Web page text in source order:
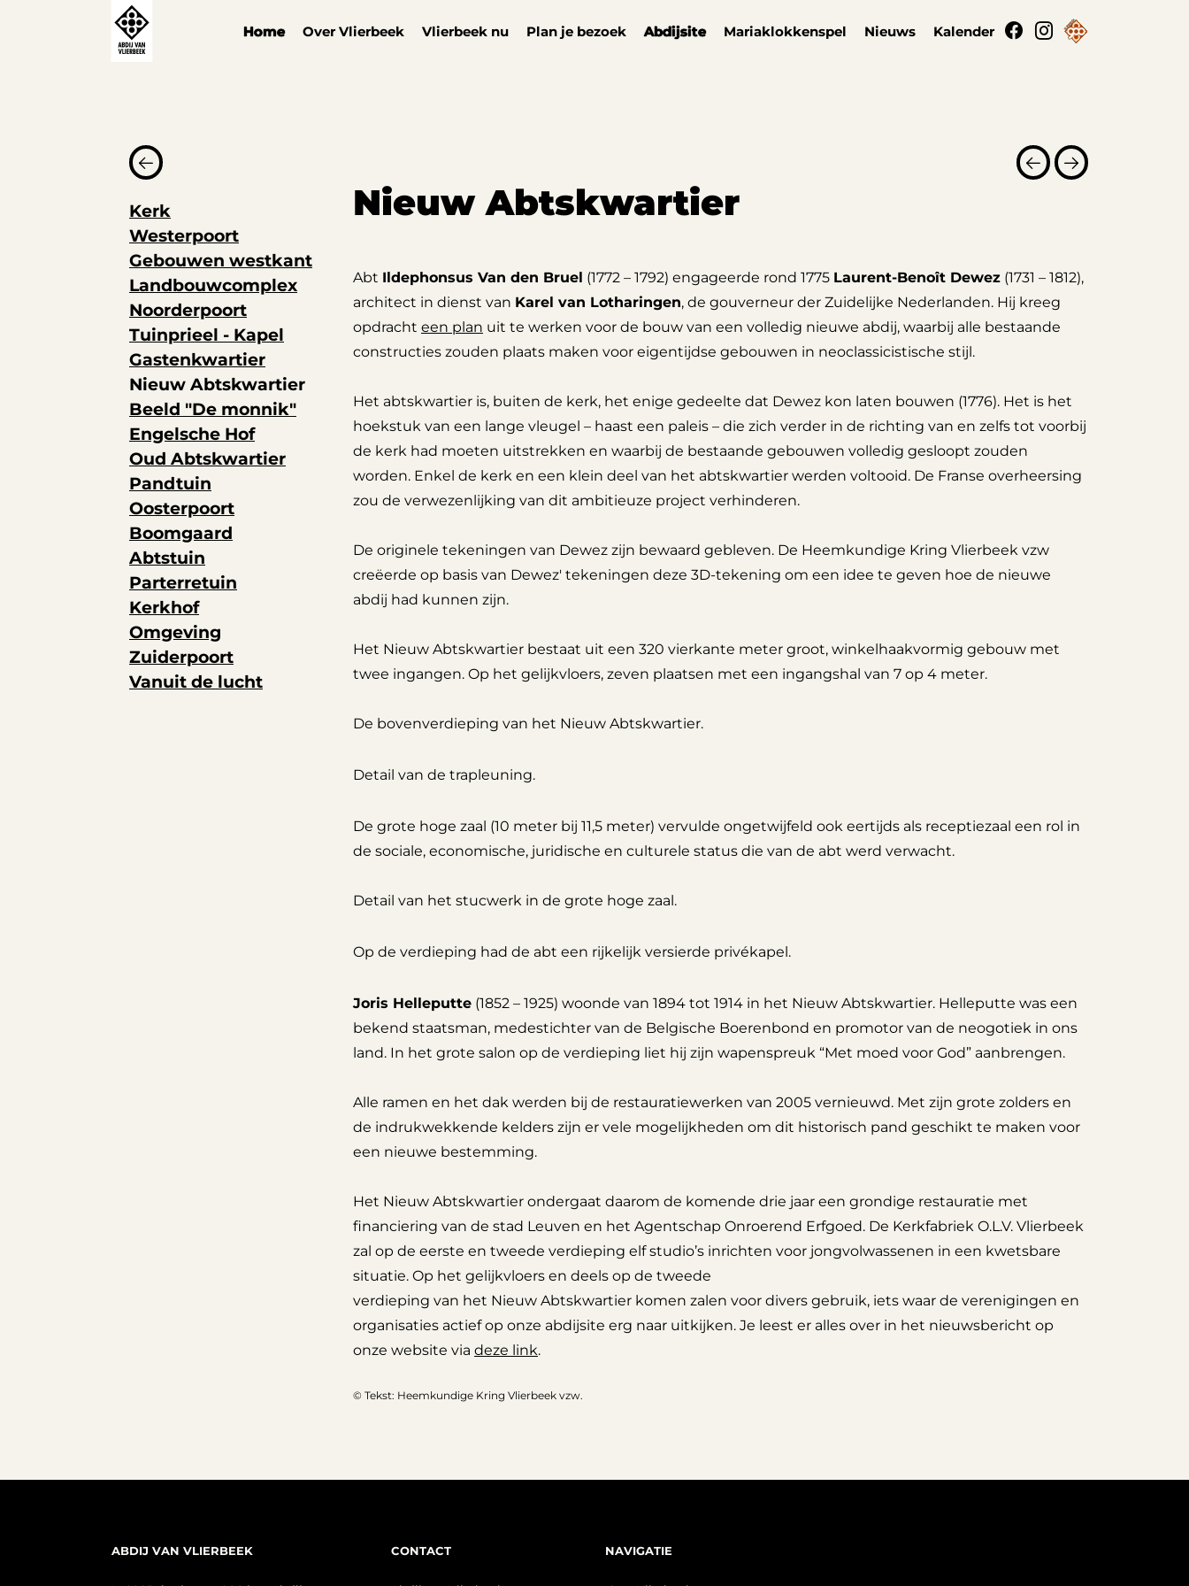
Home Over Vlierbeek Vlierbeek nu Plan je bezoek Abdijsite Mariaklokkenspel Nieuws Kalender
Kerk
Westerpoort
Gebouwen westkant
Landbouwcomplex
Noorderpoort
Tuinprieel - Kapel
Gastenkwartier
Nieuw Abtskwartier
Beeld "De monnik"
Engelsche Hof
Oud Abtskwartier
Pandtuin
Oosterpoort
Boomgaard
Abtstuin
Parterretuin
Kerkhof
Omgeving
Zuiderpoort
Vanuit de lucht
Nieuw Abtskwartier
Abt Ildephonsus Van den Bruel (1772 – 1792) engageerde rond 1775 Laurent-Benoît Dewez (1731 – 1812),
architect in dienst van Karel van Lotharingen, de gouverneur der Zuidelijke Nederlanden. Hij kreeg
opdracht een plan uit te werken voor de bouw van een volledig nieuwe abdij, waarbij alle bestaande
constructies zouden plaats maken voor eigentijdse gebouwen in neoclassicistische stijl.
Het abtskwartier is, buiten de kerk, het enige gedeelte dat Dewez kon laten bouwen (1776). Het is het
hoekstuk van een lange vleugel – haast een paleis – die zich verder in de richting van en zelfs tot voorbij
de kerk had moeten uitstrekken en waarbij de bestaande gebouwen volledig gesloopt zouden
worden. Enkel de kerk en een klein deel van het abtskwartier werden voltooid. De Franse overheersing
zou de verwezenlijking van dit ambitieuze project verhinderen.
De originele tekeningen van Dewez zijn bewaard gebleven. De Heemkundige Kring Vlierbeek vzw
creëerde op basis van Dewez' tekeningen deze 3D-tekening om een idee te geven hoe de nieuwe
abdij had kunnen zijn.
Het Nieuw Abtskwartier bestaat uit een 320 vierkante meter groot, winkelhaakvormig gebouw met
twee ingangen. Op het gelijkvloers, zeven plaatsen met een ingangshal van 7 op 4 meter.
De bovenverdieping van het Nieuw Abtskwartier.
Detail van de trapleuning.
De grote hoge zaal (10 meter bij 11,5 meter) vervulde ongetwijfeld ook eertijds als receptiezaal een rol in
de sociale, economische, juridische en culturele status die van de abt werd verwacht.
Detail van het stucwerk in de grote hoge zaal.
Op de verdieping had de abt een rijkelijk versierde privékapel.
Joris Helleputte (1852 – 1925) woonde van 1894 tot 1914 in het Nieuw Abtskwartier. Helleputte was een
bekend staatsman, medestichter van de Belgische Boerenbond en promotor van de neogotiek in ons
land. In het grote salon op de verdieping liet hij zijn wapenspreuk “Met moed voor God” aanbrengen.
Alle ramen en het dak werden bij de restauratiewerken van 2005 vernieuwd. Met zijn grote zolders en
de indrukwekkende kelders zijn er vele mogelijkheden om dit historisch pand geschikt te maken voor
een nieuwe bestemming.
Het Nieuw Abtskwartier ondergaat daarom de komende drie jaar een grondige restauratie met
financiering van de stad Leuven en het Agentschap Onroerend Erfgoed. De Kerkfabriek O.L.V. Vlierbeek
zal op de eerste en tweede verdieping elf studio’s inrichten voor jongvolwassenen in een kwetsbare
situatie. Op het gelijkvloers en deels op de tweede
verdieping van het Nieuw Abtskwartier komen zalen voor divers gebruik, iets waar de verenigingen en
organisaties actief op onze abdijsite erg naar uitkijken. Je leest er alles over in het nieuwsbericht op
onze website via deze link.
© Tekst: Heemkundige Kring Vlierbeek vzw.
ABDIJ VAN VLIERBEEK CONTACT NAVIGATIE
Cookies beheer paneel